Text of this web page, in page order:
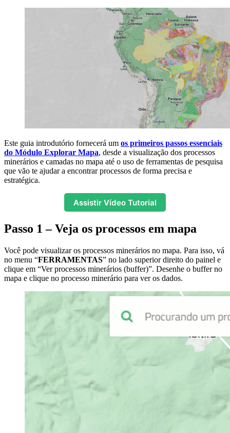
Este guia introdutório fornecerá um os primeiros passos essenciais
do Módulo Explorar Mapa, desde a visualização dos processos
minerários e camadas no mapa até o uso de ferramentas de pesquisa
que vão te ajudar a encontrar processos de forma precisa e
estratégica.
Assistir Vídeo Tutorial
Passo 1 – Veja os processos em mapa
Você pode visualizar os processos minerários no mapa. Para isso, vá
no menu “FERRAMENTAS” no lado superior direito do painel e
clique em “Ver processos minerários (buffer)”. Desenhe o buffer no
mapa e clique no processo minerário para ver os dados.